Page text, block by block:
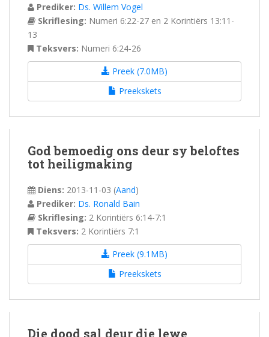
Prediker: Ds. Willem Vogel
Skriflesing: Numeri 6:22-27 en 2 Korintiërs 13:11-
13
Teksvers: Numeri 6:24-26
Preek (7.0MB)
Preekskets
God bemoedig ons deur sy beloftes
tot heiligmaking
Diens: 2013-11-03 (Aand)
Prediker: Ds. Ronald Bain
Skriflesing: 2 Korintiërs 6:14-7:1
Teksvers: 2 Korintiërs 7:1
Preek (9.1MB)
Preekskets
Die dood sal deur die lewe